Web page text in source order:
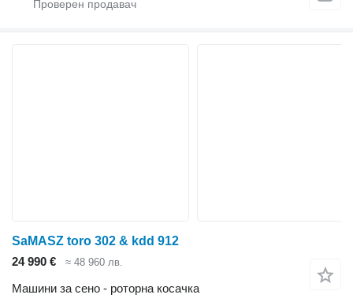
SaMASZ toro 302 & kdd 912
24 990 €
≈ 48 960 лв.
Машини за сено - роторна косачка